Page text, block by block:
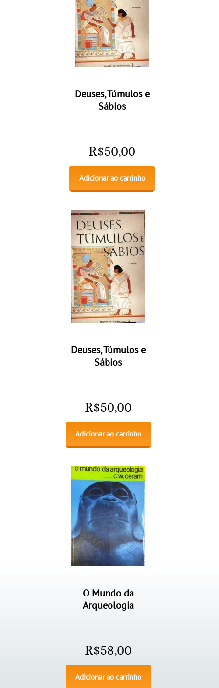
Deuses, Túmulos e
Sábios
R$50,00
Adicionar ao carrinho
Deuses, Túmulos e
Sábios
R$50,00
Adicionar ao carrinho
O Mundo da
Arqueologia
R$58,00
Adicionar ao carrinho